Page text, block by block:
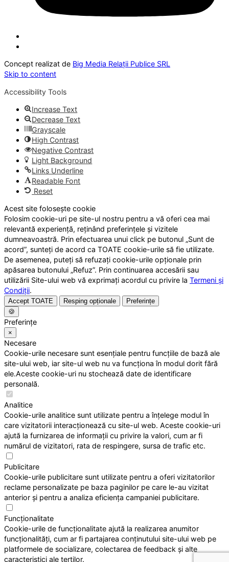
Concept realizat de Big Media Relații Publice SRL
Skip to content
Accessibility Tools
Increase Text
Decrease Text
Grayscale
High Contrast
Negative Contrast
Light Background
Links Underline
Readable Font
Reset
Acest site folosește cookie
Folosim cookie-uri pe site-ul nostru pentru a vă oferi cea mai
relevantă experiență, reținând preferințele și vizitele
dumneavoastră. Prin efectuarea unui click pe butonul „Sunt de
acord”, sunteți de acord ca TOATE cookie-urile să fie utilizate.
De asemenea, puteți să refuzați cookie-urile opționale prin
apăsarea butonului „Refuz”. Prin continuarea accesării sau
utilizării Site-ului web vă exprimați acordul cu privire la Termeni și
Condiții.
Accept TOATE Resping opționale
Preferințe
🍪
Preferințe
×
Necesare
Cookie-urile necesare sunt esențiale pentru funcțiile de bază ale
site-ului web, iar site-ul web nu va funcționa în modul dorit fără
ele.Aceste cookie-uri nu stochează date de identificare
personală.
Analitice
Cookie-urile analitice sunt utilizate pentru a înțelege modul în
care vizitatorii interacționează cu site-ul web. Aceste cookie-uri
ajută la furnizarea de informații cu privire la valori, cum ar fi
numărul de vizitatori, rata de respingere, sursa de trafic etc.
Publicitare
Cookie-urile publicitare sunt utilizate pentru a oferi vizitatorilor
reclame personalizate pe baza paginilor pe care le-au vizitat
anterior și pentru a analiza eficiența campaniei publicitare.
Funcționalitate
Cookie-urile de funcționalitate ajută la realizarea anumitor
funcționalități, cum ar fi partajarea conținutului site-ului web pe
platformele de socializare, colectarea de feedback și alte
caracteristici ale terților.